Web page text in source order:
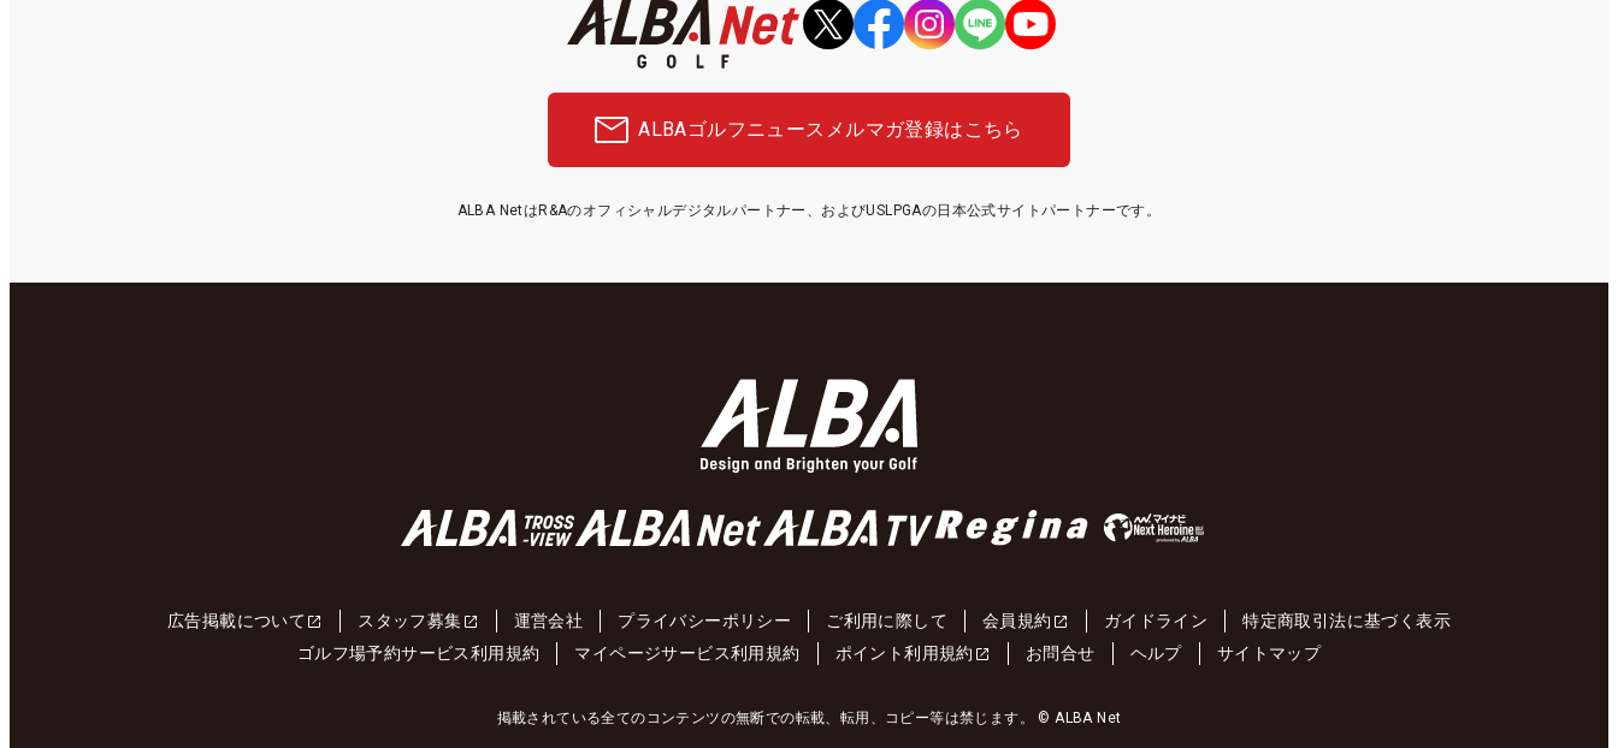
ALBAゴルフニュース メルマガ登録はこちら
ALBA NetはR&Aのオフィシャルデジタルパートナー、およびUSLPGAの日本公式サイトパートナーです。
広告掲載について スタッフ募集 運営会社 プライバシーポリシー ご利用に際して 会員規約 ガイドライン
特定商取引法に基づく表示
ゴルフ場予約サービス利用規約
マイページサービス利用規約 ポイント利用規約 お問合せ ヘルプ サイトマップ
掲載されている全てのコンテンツの無断での転載、転用、コピー等は禁じます。 © ALBA Net